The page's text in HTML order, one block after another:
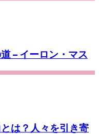
– イーロン・マス
は？人々を引き寄